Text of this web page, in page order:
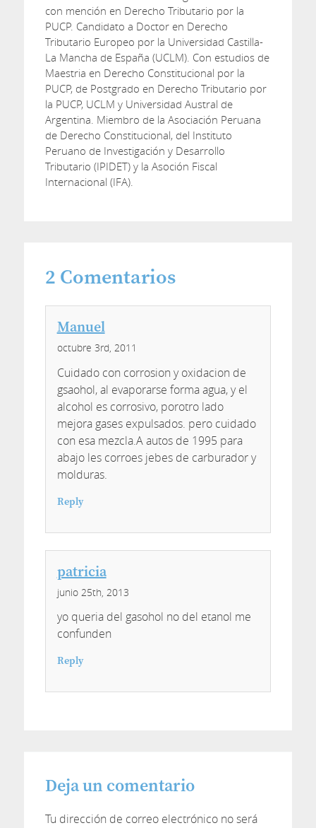
con mención en Derecho Tributario por la
PUCP. Candidato a Doctor en Derecho
Tributario Europeo por la Universidad Castilla-
La Mancha de España (UCLM). Con estudios de
Maestria en Derecho Constitucional por la
PUCP, de Postgrado en Derecho Tributario por
la PUCP, UCLM y Universidad Austral de
Argentina. Miembro de la Asociación Peruana
de Derecho Constitucional, del Instituto
Peruano de Investigación y Desarrollo
Tributario (IPIDET) y la Asoción Fiscal
Internacional (IFA).
2 Comentarios
Manuel
octubre 3rd, 2011
Cuidado con corrosion y oxidacion de
gsaohol, al evaporarse forma agua, y el
alcohol es corrosivo, porotro lado
mejora gases expulsados. pero cuidado
con esa mezcla.A autos de 1995 para
abajo les corroes jebes de carburador y
molduras.
Reply
patricia
junio 25th, 2013
yo queria del gasohol no del etanol me
confunden
Reply
Deja un comentario
Tu dirección de correo electrónico no será